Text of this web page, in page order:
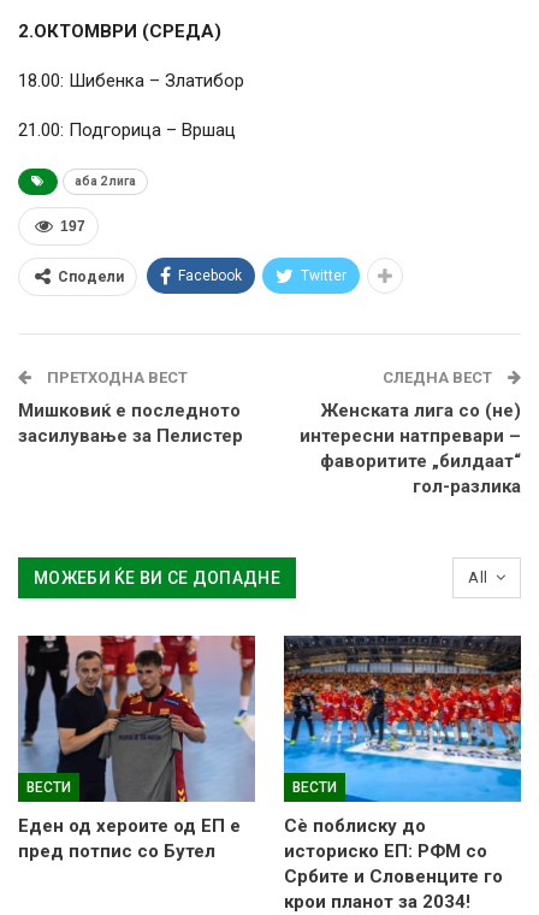
2.ОКТОМВРИ (СРЕДА)
18.00: Шибенка – Златибор
21.00: Подгорица – Вршац
аба 2 лига
197
Сподели Facebook Twitter
ПРЕТХОДНА ВЕСТ
Мишковиќ е последното
засилување за Пелистер
СЛЕДНА ВЕСТ
Женската лига со (не)
интересни натпревари –
фаворитите „билдаат“
гол-разлика
All
МОЖЕБИ ЌЕ ВИ СЕ ДОПАДНЕ
ВЕСТИ
Еден од хероите од ЕП е
пред потпис со Бутел
ВЕСТИ
Сè поблиску до
историско ЕП: РФМ со
Србите и Словенците го
крои планот за 2034!